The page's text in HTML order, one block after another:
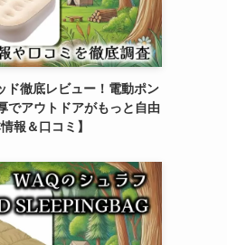
ド徹底レビュー！電動ポン
でアウトドアがもっと自由
報＆口コミ】